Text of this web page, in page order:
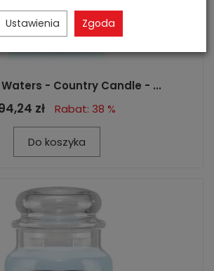
- Country Candle - ...
zł Rabat: 38 %
Do koszyka
Ustawienia Zgoda